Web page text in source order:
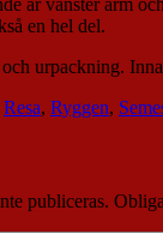
är vänster arm
en hel del.
och urpackning.
Resa, Ryggen,
publiceras.